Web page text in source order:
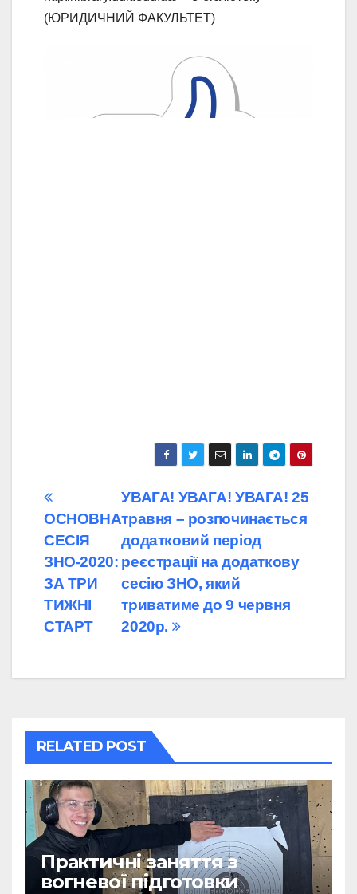
(ЮРИДИЧНИЙ ФАКУЛЬТЕТ)
Навігація
записів
УВАГА! УВАГА! УВАГА! 25
травня – розпочинається
додатковий період
реєстрації на додаткову
сесію ЗНО, який
триватиме до 9 червня
2020р.
ОСНОВНА
СЕСІЯ
ЗНО-2020:
ЗА ТРИ
ТИЖНІ
СТАРТ
RELATED POST
Практичні заняття з
вогневої підготовки